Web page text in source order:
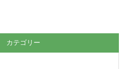
カテゴリー